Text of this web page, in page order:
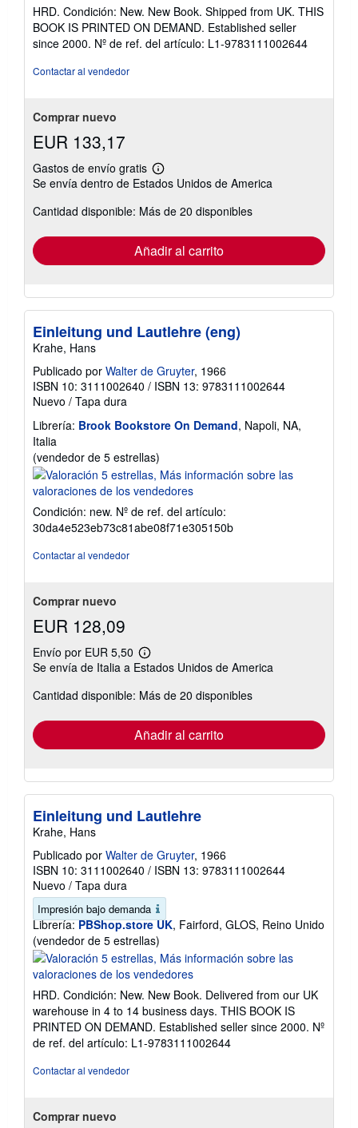
de
5
estrellas
HRD. Condición: New. New Book. Shipped from UK. THIS
BOOK IS PRINTED ON DEMAND. Established seller
since 2000. Nº de ref. del artículo: L1-9783111002644
Contactar al vendedor
Comprar nuevo
EUR 133,17
Gastos de envío gratis
Más
información
las
envío
Se envía dentro de Estados Unidos de America
Cantidad disponible: Más de 20 disponibles
Añadir al carrito
Einleitung und Lautlehre (eng)
Krahe, Hans
Publicado por Walter de Gruyter, 1966
ISBN 10: 3111002640 / ISBN 13: 9783111002644
Nuevo / Tapa dura
Librería: Brook Bookstore On Demand, Napoli, NA,
Italia
(vendedor de 5 estrellas)
del
vendedor:
5
de
5
Condición: new. Nº de ref. del artículo:
30da4e523eb73c81abe08f71e305150b
Contactar al vendedor
Comprar nuevo
EUR 128,09
Envío por EUR 5,50
Más
información
las
envío
Se envía de Italia a Estados Unidos de America
Cantidad disponible: Más de 20 disponibles
Añadir al carrito
Einleitung und Lautlehre
Krahe, Hans
Publicado por Walter de Gruyter, 1966
ISBN 10: 3111002640 / ISBN 13: 9783111002644
Nuevo / Tapa dura
Impresión bajo demanda
Librería: PBShop.store UK, Fairford, GLOS, Reino Unido
(vendedor de 5 estrellas)
del
vendedor:
de
5
estrellas
HRD. Condición: New. New Book. Delivered from our UK
warehouse in 4 to 14 business days. THIS BOOK IS
PRINTED ON DEMAND. Established seller since 2000. Nº
de ref. del artículo: L1-9783111002644
Contactar al vendedor
Comprar nuevo